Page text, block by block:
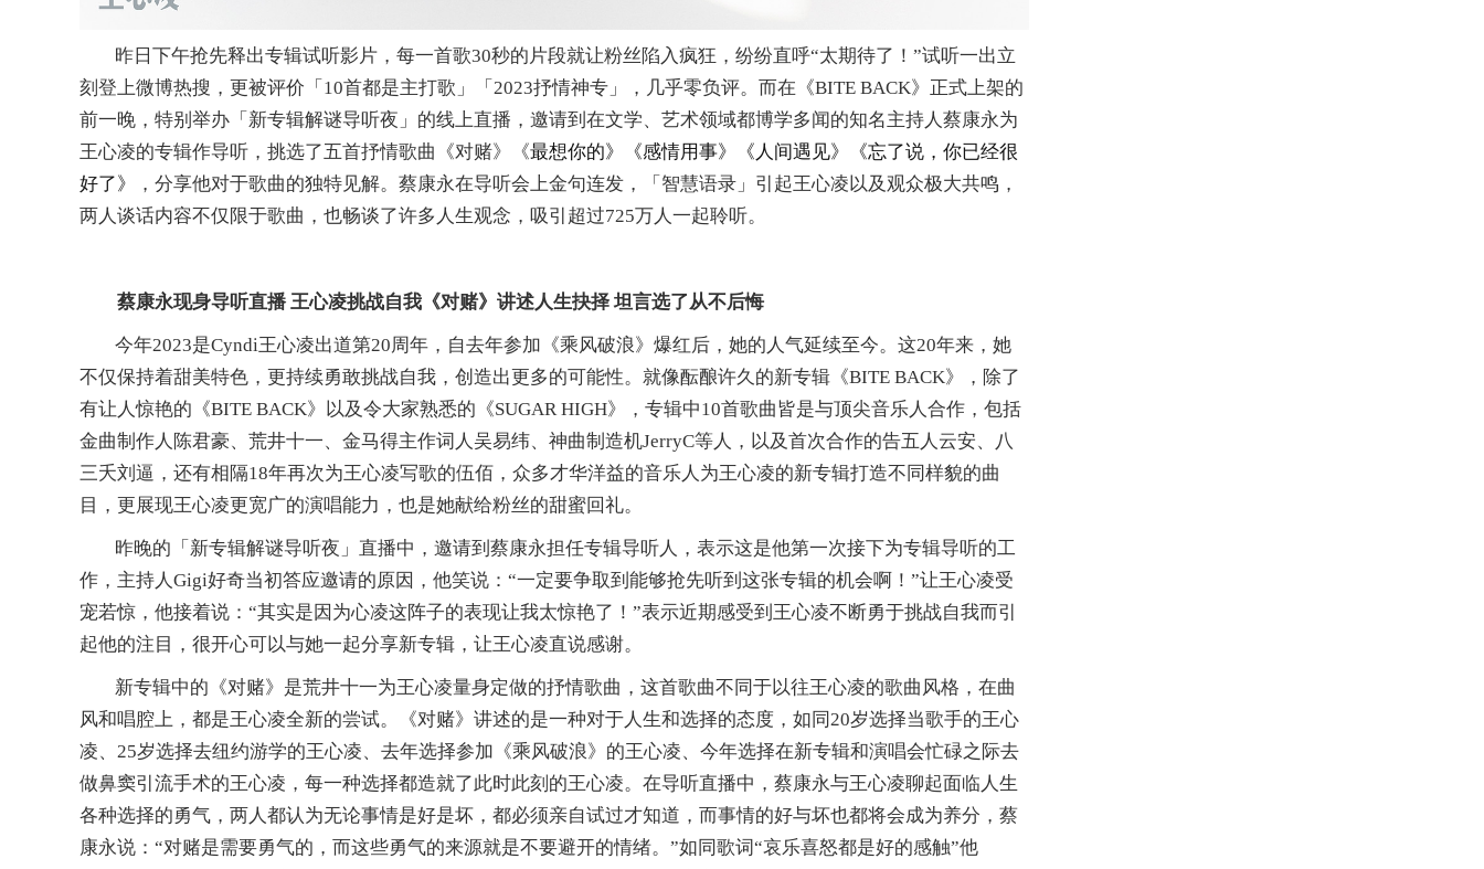
昨日下午抢先释出专辑试听影片，每一首歌30秒的片段就让粉丝陷入疯狂，纷纷直呼“太期待了！ ”试听一出立
刻登上微博热搜，更被评价「 10首都是主打歌」「2023抒情神专」，几乎零负评。而在《BITE BACK》正式上架的
前一晚，特别举办「新专辑解谜导听夜」的线上直播，邀请到在文学、艺术领域都博学多闻的知名主持人蔡康永为
王心凌的专辑作导听，挑选了五首抒情歌曲 《对赌》《最想你的》《感情用事》《 人间遇见》《忘了说，你已经很
好了》
，分享他对于歌曲的独特见解。蔡康永在导听会上金句连发，「智慧语录」引起王心凌以及观众极大共鸣，
两人谈话内容不仅限于歌曲，也畅谈了许多人生观念，吸引超过725万人一起聆听。
蔡康永现身导听直播 王心凌挑战自我 《对赌》讲述人生抉择 坦言选了从不后悔
今年2023是Cyndi王心凌出道第20周年，自去年参加《乘风破浪》爆红后，她的人气延续至今。 这20年来，她
不仅保持着甜美特色，更持续勇敢挑战自我，创造出更多的可能性。就像酝酿许久的新专辑《BITE BACK》，除了
有让人惊艳的 《BITE BACK》 以及令大家熟悉的 《SUGAR HIGH》 ，专辑中10首歌曲皆是与顶尖音乐人合作，包括
金曲制作人陈君豪、荒井十一、金马得主作词人吴易纬、神曲制造机JerryC等人，以及首次合作的告五人云安、八
三夭刘逼，还有相隔18年再次为王心凌写歌的伍佰，众多才华洋益的音乐人为王心凌的新专辑打造不同样貌的曲
目，更展现王心凌更宽广的演唱能力，也是她献给粉丝的甜蜜回礼。
昨晚的 「新专辑解谜导听夜」直播中，邀请到蔡康永担任专辑导听人，表示这是他第一次接下为专辑导听的工
作，主持人Gigi好奇当初答应邀请的原因，他笑说： “一定要争取到能够抢先听到这张专辑的机会啊！ ”让王心凌受
宠若惊，他接着说： “其实是因为心凌这阵子的表现让我太惊艳了！ ”表示近期感受到王心凌不断勇于挑战自我而引
起他的注目，很开心可以与她一起分享新专辑，让王心凌直说感谢。
新专辑中的 《对赌》 是荒井十一为王心凌量身定做的抒情歌曲，这首歌曲不同于以往王心凌的歌曲风格，在曲
风和唱腔上，都是王心凌全新的尝试。
《对赌》 讲述的是一种对于人生和选择的态度，如同20岁选择当歌手的王心
凌、25岁选择去纽约游学的王心凌、去年选择参加《乘风破浪》的王心凌、今年选择在新专辑和演唱会忙碌之际去
做鼻窦引流手术的王心凌，每一种选择都造就了此时此刻的王心凌。在导听直播中，蔡康永与王心凌聊起面临人生
各种选择的勇气，两人都认为无论事情是好是坏，都必须亲自试过才知道，而事情的好与坏也都将会成为养分，蔡
康永说： “对赌是需要勇气的，而这些勇气的来源就是不要避开的情绪。 ”如同歌词“哀乐喜怒都是好的感触”他